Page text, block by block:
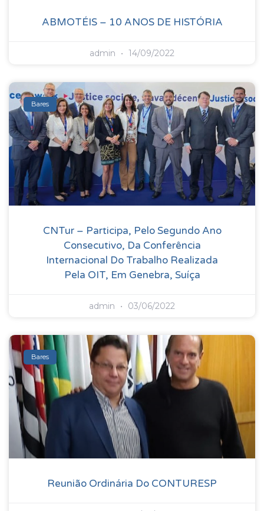
ABMOTÉIS – 10 ANOS DE HISTÓRIA
admin 14/09/2022
Bares
CNTur – Participa, Pelo Segundo Ano
Consecutivo, Da Conferência
Internacional Do Trabalho Realizada
Pela OIT, Em Genebra, Suíça
admin 03/06/2022
Bares
Reunião Ordinária Do CONTURESP